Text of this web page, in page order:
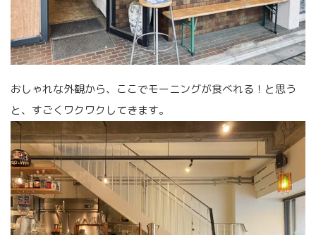
おしゃれな外観から、ここでモーニングが食べれる！と思う
と、すごくワクワクしてきます。